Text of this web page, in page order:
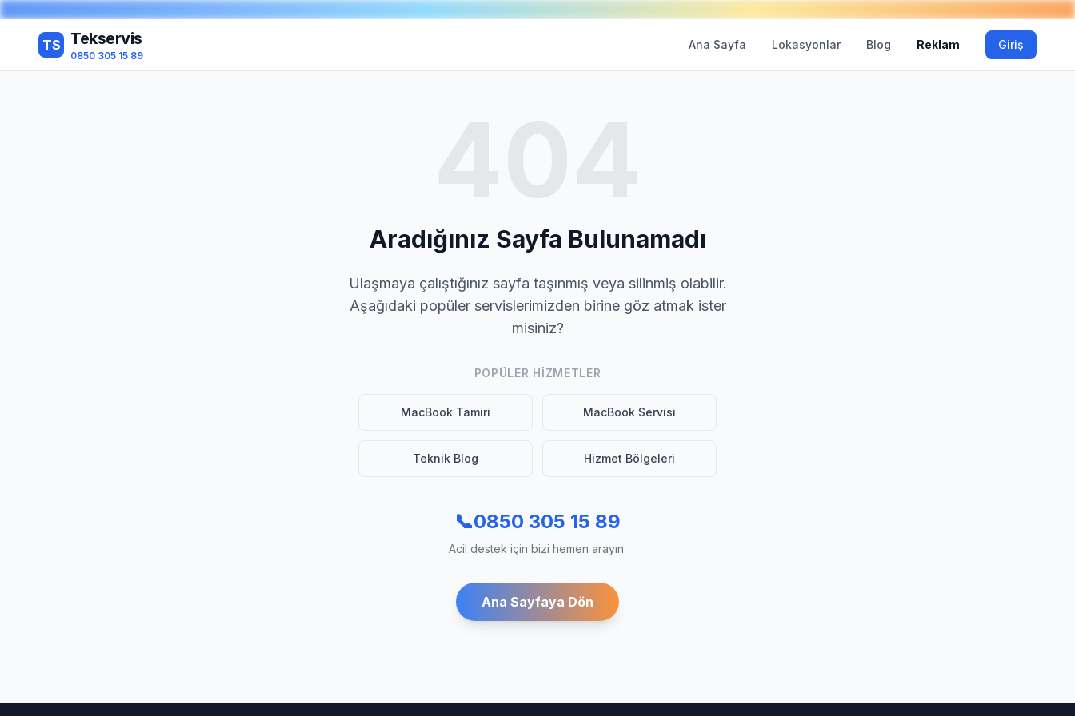
TS Tekservis
0850 305 15 89
Ana Sayfa Lokasyonlar Blog Reklam Giriş
Aradığınız Sayfa Bulunamadı
Ulaşmaya çalıştığınız sayfa taşınmış veya silinmiş olabilir.
Aşağıdaki popüler servislerimizden birine göz atmak ister
misiniz?
POPÜLER HIZMETLER
MacBook Tamiri MacBook Servisi
Teknik Blog Hizmet Bölgeleri
📞0850 305 15 89
Acil destek için bizi hemen arayın.
Ana Sayfaya Dön